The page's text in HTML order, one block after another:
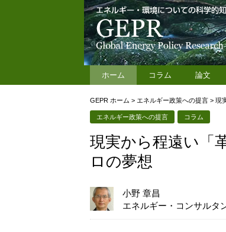
ホーム コラム 論文
GEPR ホーム > エネルギー政策への提言 > 現
エネルギー政策への提言 コラム
現実から程遠い「
ロの夢想
小野 章昌
エネルギー・コンサルタ